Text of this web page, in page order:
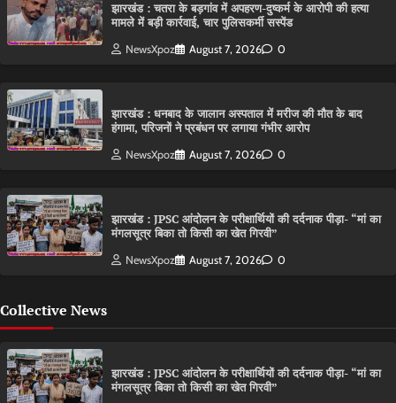
झारखंड : चतरा के बड़गांव में अपहरण-दुष्कर्म के आरोपी की हत्या
मामले में बड़ी कार्रवाई, चार पुलिसकर्मी सस्पेंड
NewsXpoz August 7, 2026 0
झारखंड : धनबाद के जालान अस्पताल में मरीज की मौत के बाद
हंगामा, परिजनों ने प्रबंधन पर लगाया गंभीर आरोप
NewsXpoz August 7, 2026 0
झारखंड : JPSC आंदोलन के परीक्षार्थियों की दर्दनाक पीड़ा- “मां का
मंगलसूत्र बिका तो किसी का खेत गिरवी”
NewsXpoz August 7, 2026 0
Collective News
झारखंड : JPSC आंदोलन के परीक्षार्थियों की दर्दनाक पीड़ा- “मां का
मंगलसूत्र बिका तो किसी का खेत गिरवी”